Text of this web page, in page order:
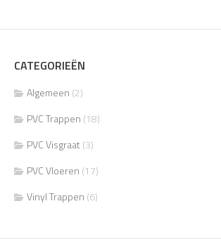
CATEGORIEËN
Algemeen (2)
PVC Trappen (18)
PVC Visgraat(3)
PVC Vloeren (17)
Vinyl Trappen (6)